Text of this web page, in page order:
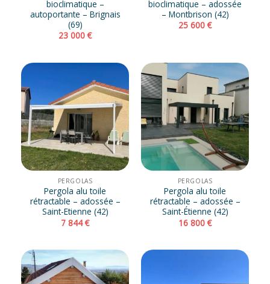
bioclimatique –
autoportante – Brignais
(69)
23 000€
bioclimatique – adossée
– Montbrison (42)
25 600€
PERGOLAS
Pergola alu toile
rétractable – adossée –
Saint-Etienne (42)
7 844€
PERGOLAS
Pergola alu toile
rétractable – adossée –
Saint-Étienne (42)
16 800€